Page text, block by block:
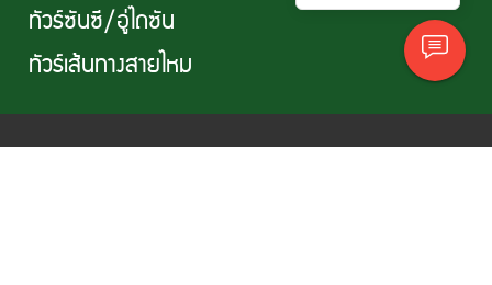
ทัวร์ซันซี/อู่ไถซัน
ทัวร์เส้นทางสายไหม